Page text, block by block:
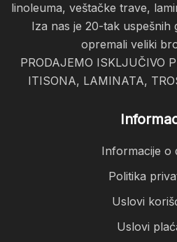
linoleuma, veštačke trave,
Iza nas je 20-tak uspešnih
opremali veliki
PRODAJEMO ISKLJUČIVO
ITISONA, LAMINATA,
Informacije o
Politika
Uslovi
Uslovi